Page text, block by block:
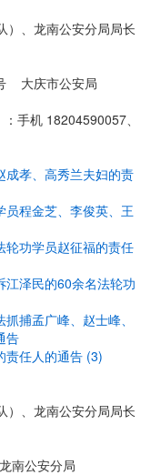
）、龙南公安分局局长
大庆市公安局
手机 18204590057、
成孝、高秀兰夫妇的责
程金芝、李俊英、王
轮功学员赵征福的责任
江泽民的60余名法轮功
捕孟广峰、赵士峰、
告
责任人的通告 (3)
）、龙南公安分局局长
南公安分局